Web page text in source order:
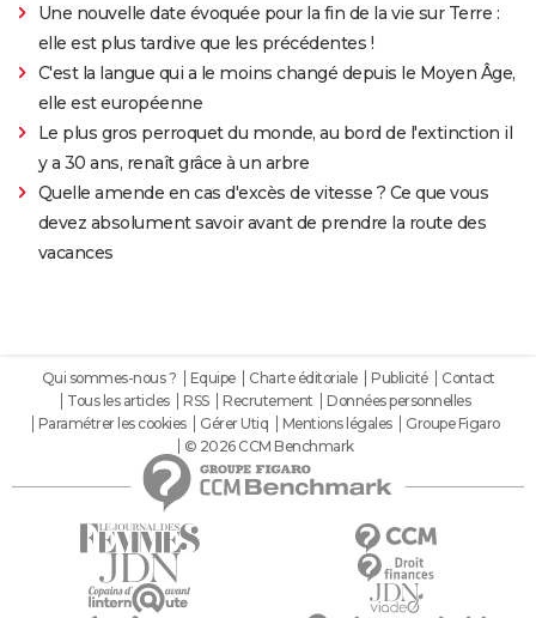
Une nouvelle date évoquée pour la fin de la vie sur Terre :
elle est plus tardive que les précédentes !
C'est la langue qui a le moins changé depuis le Moyen Âge,
elle est européenne
Le plus gros perroquet du monde, au bord de l'extinction il
y a 30 ans, renaît grâce à un arbre
Quelle amende en cas d'excès de vitesse ? Ce que vous
devez absolument savoir avant de prendre la route des
vacances
Qui sommes-nous ? Equipe Charte éditoriale Publicité
Contact
Tous les articles
RSS Recrutement
Données personnelles
Paramétrer les cookies
Gérer Utiq Mentions légales
Groupe Figaro
© 2026 CCM Benchmark